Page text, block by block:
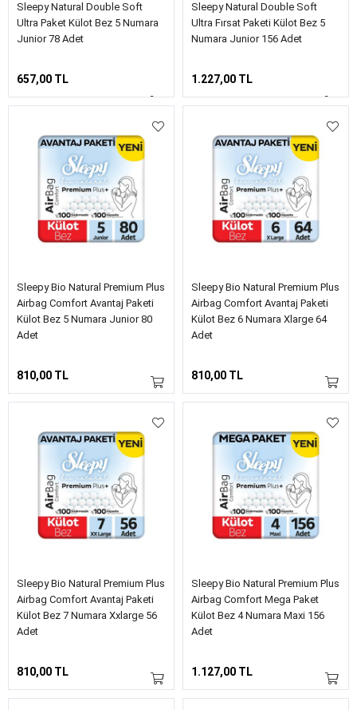
Sleepy Natural Double Soft
Ultra Paket Külot Bez 5 Numara
Junior 78 Adet
657,00 TL
Sleepy Natural Double Soft
Ultra Fırsat Paketi Külot Bez 5
Numara Junior 156 Adet
1.227,00 TL
Sleepy Bio Natural Premium Plus
Airbag Comfort Avantaj Paketi
Külot Bez 5 Numara Junior 80
Adet
810,00 TL
Sleepy Bio Natural Premium Plus
Airbag Comfort Avantaj Paketi
Külot Bez 6 Numara Xlarge 64
Adet
810,00 TL
Sleepy Bio Natural Premium Plus
Airbag Comfort Avantaj Paketi
Külot Bez 7 Numara Xxlarge 56
Adet
810,00 TL
Sleepy Bio Natural Premium Plus
Airbag Comfort Mega Paket
Külot Bez 4 Numara Maxi 156
Adet
1.127,00 TL